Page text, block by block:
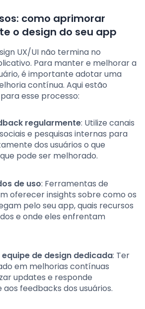
como aprimorar
o design do seu app
UX/UI não termina no
Para manter e melhorar a
é importante adotar uma
contínua. Aqui estão
esse processo:
regularmente: Utilize canais
e pesquisas internas para
dos usuários o que
pode ser melhorado.
de uso: Ferramentas de
oferecer insights sobre como os
pelo seu app, quais recursos
e onde eles enfrentam
de design dedicada: Ter
em melhorias contínuas
updates e responde
feedbacks dos usuários.